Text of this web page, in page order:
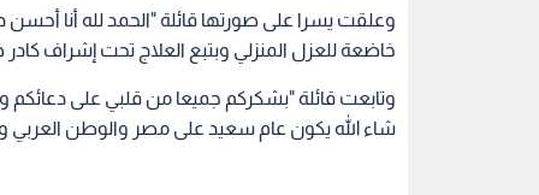
وعلقت يسرا على صورتها قائلة "الحمد لله أنا أحسن
خاضعة للعزل المنزلي وبتبع العلاج تحت إشراف
وتابعت قائلة "بشكركم جميعا من قلبي على
شاء الله يكون عام سعيد على مصر والوطن العربي